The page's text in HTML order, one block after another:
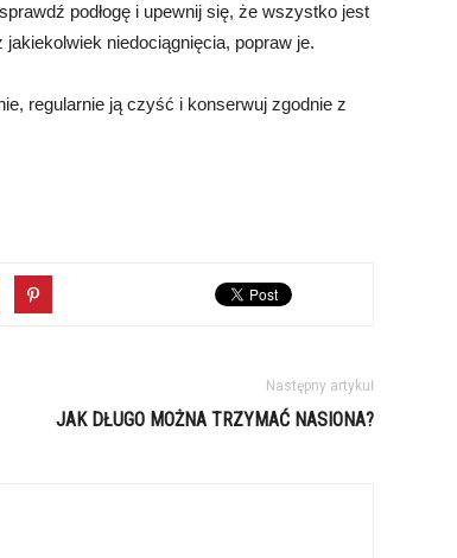
podłogę i upewnij się, że wszystko jest
niedociągnięcia, popraw je.
regularnie ją czyść i konserwuj zgodnie z
Następny artykuł
JAK DŁUGO MOŻNA TRZYMAĆ NASIONA?